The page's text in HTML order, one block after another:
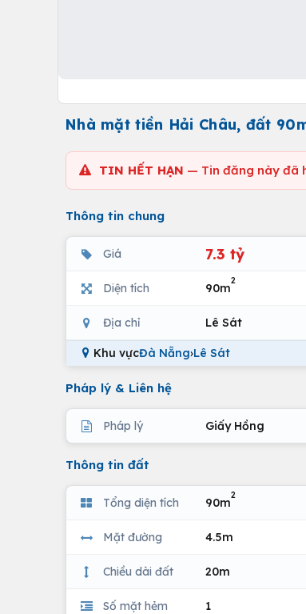
Nhà mặt tiền Hải Châu, đất
TIN HẾT HẠN — Tin đăng này đã
Thông tin chung
Giá 7.3 tỷ
Diện tích 90m
2
Địa chỉ Lê Sát
Khu vựcĐà Nẵng›Lê Sát
Pháp lý & Liên hệ
Pháp lý Giấy Hồng
Thông tin đất
Tổng diện tích 90m
2
Mặt đường 4.5m
Chiều dài đất 20m
Số mặt hẻm 1